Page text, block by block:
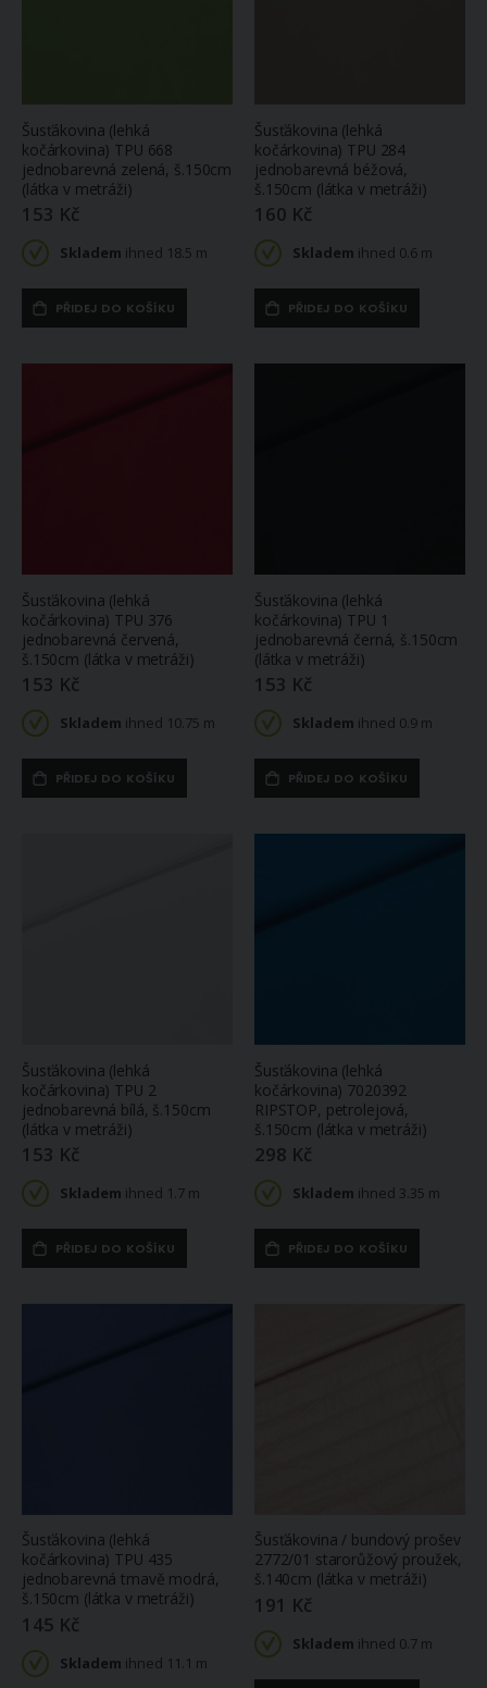
Šusťákovina (lehká
kočárkovina) TPU 668
jednobarevná zelená, š.150cm
(látka v metráži)
153 Kč
Skladem ihned 18.5 m
PŘIDEJ DO KOŠÍKU
Šusťákovina (lehká
kočárkovina) TPU 284
jednobarevná béžová,
š.150cm (látka v metráži)
160 Kč
Skladem ihned 0.6 m
PŘIDEJ DO KOŠÍKU
Šusťákovina (lehká
kočárkovina) TPU 376
jednobarevná červená,
š.150cm (látka v metráži)
153 Kč
Skladem ihned 10.75 m
PŘIDEJ DO KOŠÍKU
Šusťákovina (lehká
kočárkovina) TPU 1
jednobarevná černá, š.150cm
(látka v metráži)
153 Kč
Skladem ihned 0.9 m
PŘIDEJ DO KOŠÍKU
Šusťákovina (lehká
kočárkovina) TPU 2
jednobarevná bílá, š.150cm
(látka v metráži)
153 Kč
Skladem ihned 1.7 m
PŘIDEJ DO KOŠÍKU
Šusťákovina (lehká
kočárkovina) 7020392
RIPSTOP, petrolejová,
š.150cm (látka v metráži)
298 Kč
Skladem ihned 3.35 m
PŘIDEJ DO KOŠÍKU
Šusťákovina (lehká
kočárkovina) TPU 435
jednobarevná tmavě modrá,
š.150cm (látka v metráži)
145 Kč
Skladem ihned 11.1 m
Šusťákovina / bundový prošev
2772/01 starorůžový proužek,
š.140cm (látka v metráži)
191 Kč
Skladem ihned 0.7 m